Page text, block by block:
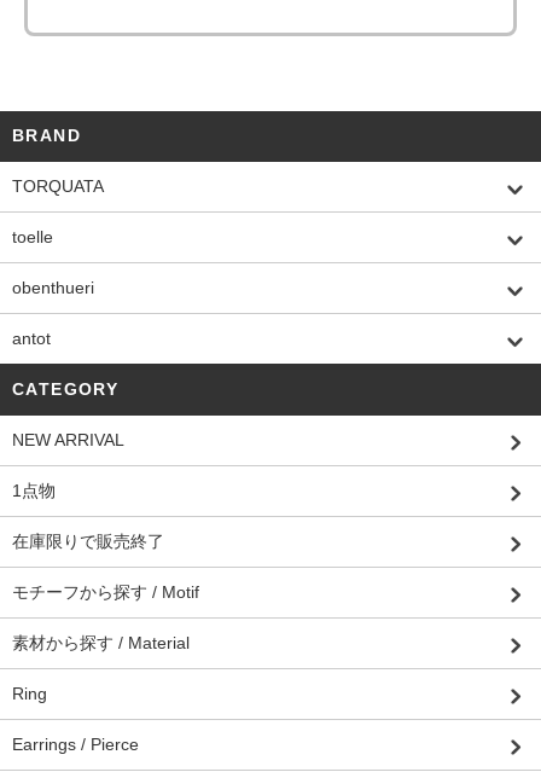
BRAND
TORQUATA
toelle
obenthueri
antot
CATEGORY
NEW ARRIVAL
1点物
在庫限りで販売終了
モチーフから探す / Motif
素材から探す / Material
Ring
Earrings / Pierce